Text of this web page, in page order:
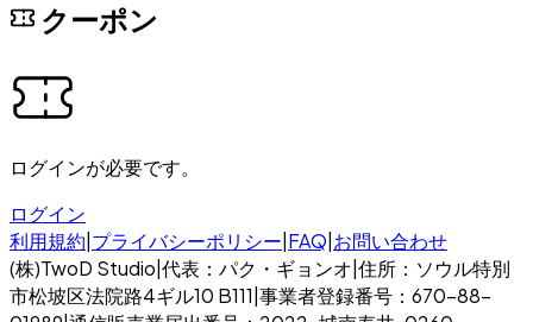
クーポン
ログインが必要です。
ログイン
利用規約 プライバシーポリシー FAQ お問い合わせ
(株)TwoD Studio 代表：パク・ギョンオ 住所：ソウル特別
市松坡区法院路4ギル10 B111 事業者登録番号：670-88-